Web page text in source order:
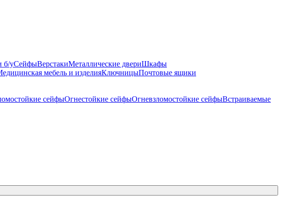
б/уСейфыВерстакиМеталлические двериШкафы
мебель и изделияКлючницыПочтовые ящики
сейфыОгнестойкие сейфыОгневзломостойкие сейфыВстраиваемые